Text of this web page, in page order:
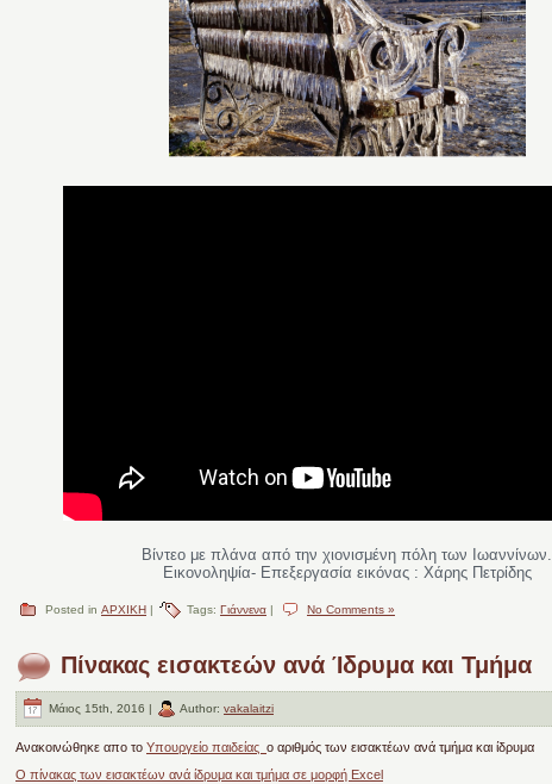
Βίντεο με πλάνα από την χιονισμένη πόλη των Ιωαννίνων.
Εικονοληψία- Επεξεργασία εικόνας : Χάρης Πετρίδης
Posted in ΑΡΧΙΚΗ | Tags: Γιάννενα | No Comments »
Πίνακας εισακτεών ανά Ίδρυμα και Τμήμα
Μάιος 15th, 2016 | Author: vakalaitzi
Ανακοινώθηκε απο το Υπουργείο παιδείας ο αριθμός των εισακτέων ανά τμήμα και ίδρυμα
Ο πίνακας των εισακτέων ανά ίδρυμα και τμήμα σε μορφή Excel